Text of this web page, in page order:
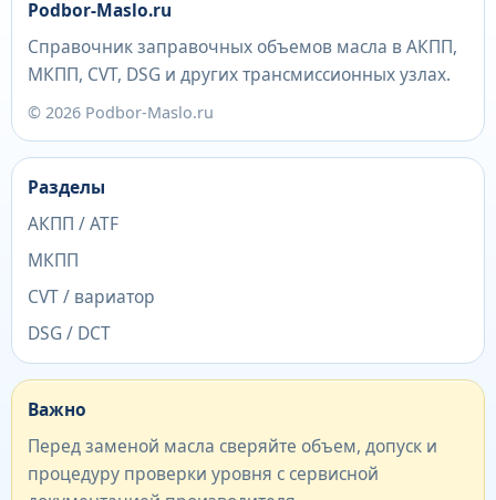
Podbor-Maslo.ru
Справочник заправочных объемов масла в АКПП,
МКПП, CVT, DSG и других трансмиссионных узлах.
© 2026 Podbor-Maslo.ru
Разделы
АКПП / ATF
МКПП
CVT / вариатор
DSG / DCT
Важно
Перед заменой масла сверяйте объем, допуск и
процедуру проверки уровня с сервисной